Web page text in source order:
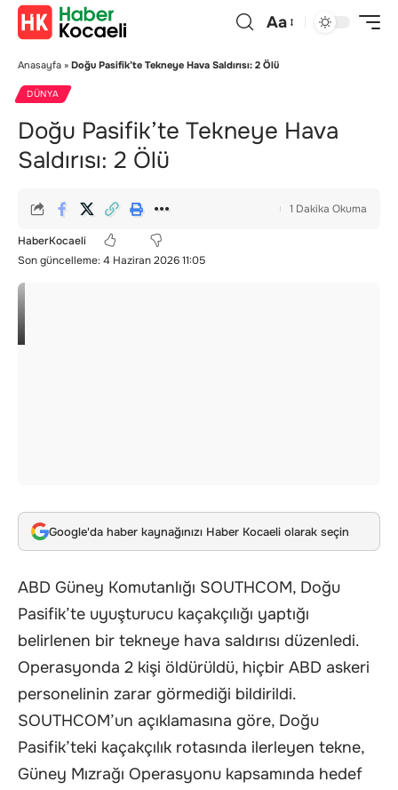
Aa
Anasayfa » Doğu Pasifik’te Tekneye Hava Saldırısı: 2 Ölü
DÜNYA
Doğu Pasifik’te Tekneye Hava
Saldırısı: 2 Ölü
Son güncelleme: 4 Haziran 2026 11:05
HaberKocaeli
1 Dakika Okuma
Google'da haber kaynağınızı Haber Kocaeli olarak seçin
ABD Güney Komutanlığı SOUTHCOM, Doğu
Pasifik’te uyuşturucu kaçakçılığı yaptığı
belirlenen bir tekneye hava saldırısı düzenledi.
Operasyonda 2 kişi öldürüldü, hiçbir ABD askeri
personelinin zarar görmediği bildirildi.
SOUTHCOM’un açıklamasına göre, Doğu
Pasifik’teki kaçakçılık rotasında ilerleyen tekne,
Güney Mızrağı Operasyonu kapsamında hedef